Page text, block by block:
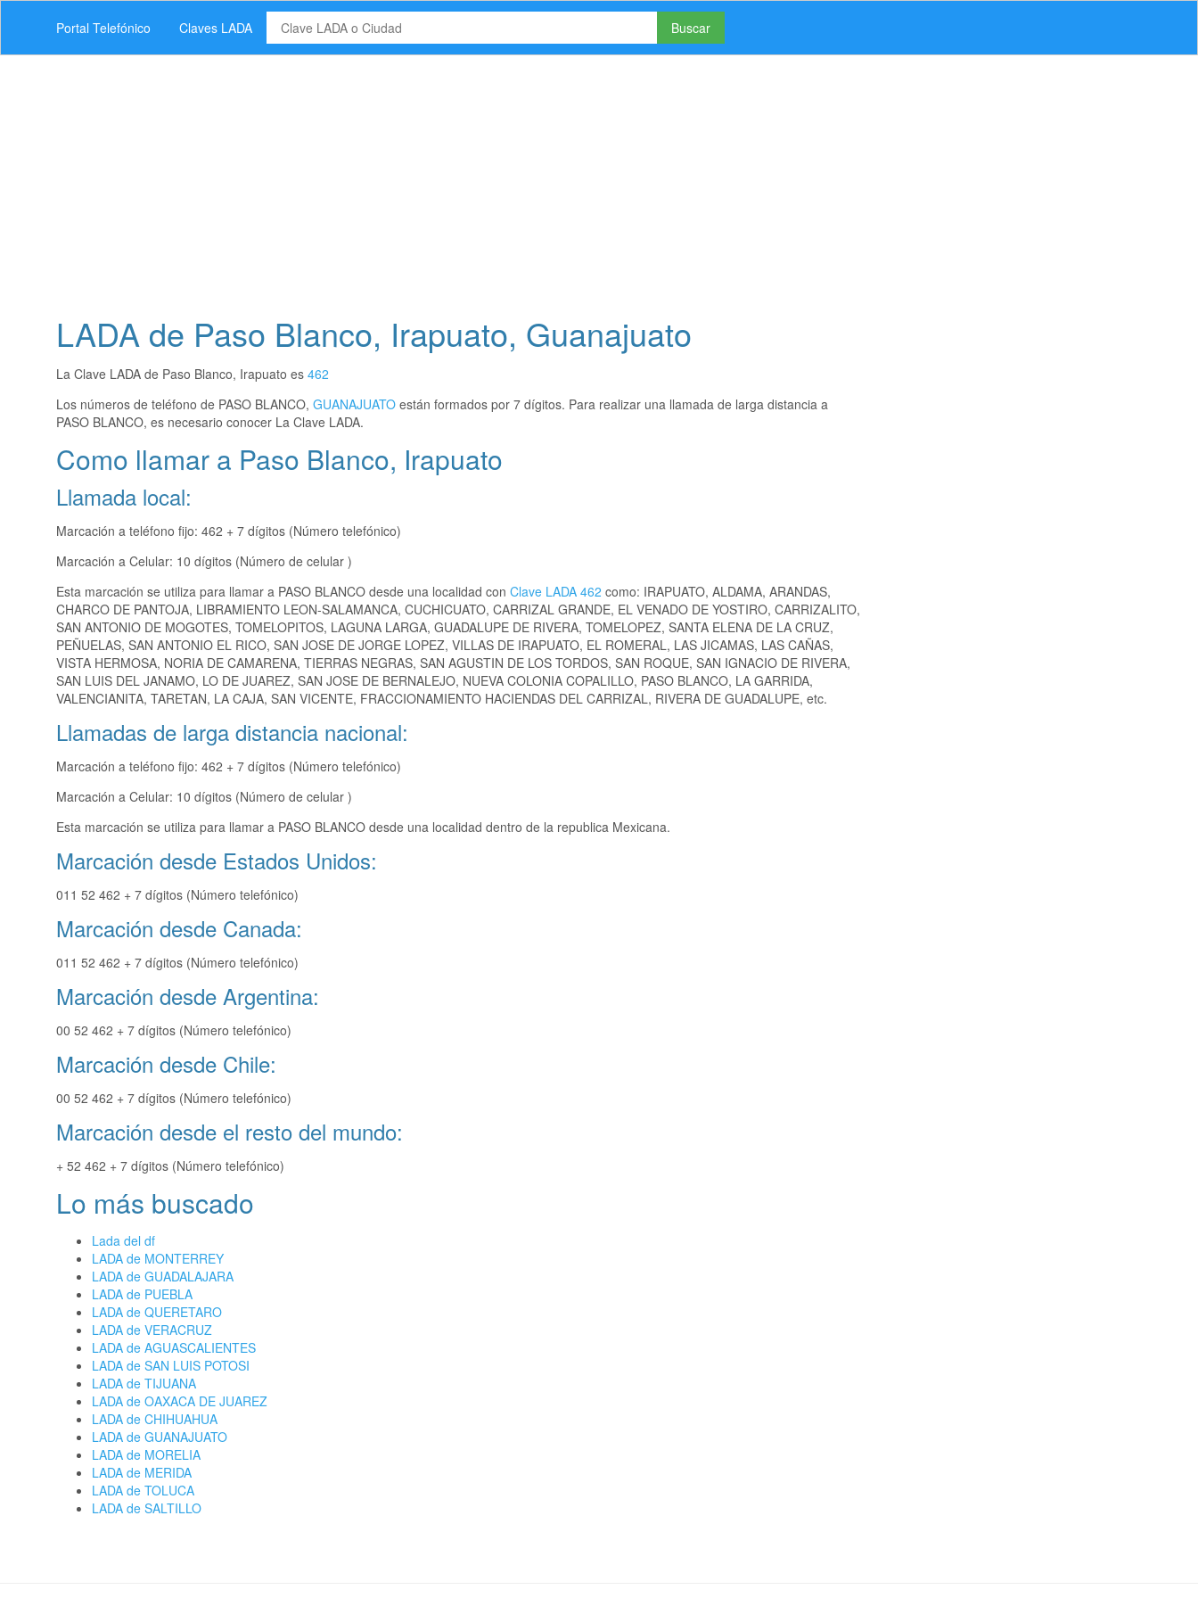
Portal Telefónico Claves LADA Buscar
LADA de Paso Blanco, Irapuato, Guanajuato
La Clave LADA de Paso Blanco, Irapuato es 462
Los números de teléfono de PASO BLANCO, GUANAJUATO están formados por 7 dígitos. Para realizar una llamada de larga distancia a
PASO BLANCO, es necesario conocer La Clave LADA.
Como llamar a Paso Blanco, Irapuato
Llamada local:
Marcación a teléfono fijo: 462 + 7 dígitos (Número telefónico)
Marcación a Celular: 10 dígitos (Número de celular )
Esta marcación se utiliza para llamar a PASO BLANCO desde una localidad con Clave LADA 462 como: IRAPUATO, ALDAMA, ARANDAS,
CHARCO DE PANTOJA, LIBRAMIENTO LEON-SALAMANCA, CUCHICUATO, CARRIZAL GRANDE, EL VENADO DE YOSTIRO, CARRIZALITO,
SAN ANTONIO DE MOGOTES, TOMELOPITOS, LAGUNA LARGA, GUADALUPE DE RIVERA, TOMELOPEZ, SANTA ELENA DE LA CRUZ,
PEÑUELAS, SAN ANTONIO EL RICO, SAN JOSE DE JORGE LOPEZ, VILLAS DE IRAPUATO, EL ROMERAL, LAS JICAMAS, LAS CAÑAS,
VISTA HERMOSA, NORIA DE CAMARENA, TIERRAS NEGRAS, SAN AGUSTIN DE LOS TORDOS, SAN ROQUE, SAN IGNACIO DE RIVERA,
SAN LUIS DEL JANAMO, LO DE JUAREZ, SAN JOSE DE BERNALEJO, NUEVA COLONIA COPALILLO, PASO BLANCO, LA GARRIDA,
VALENCIANITA, TARETAN, LA CAJA, SAN VICENTE, FRACCIONAMIENTO HACIENDAS DEL CARRIZAL, RIVERA DE GUADALUPE, etc.
Llamadas de larga distancia nacional:
Marcación a teléfono fijo: 462 + 7 dígitos (Número telefónico)
Marcación a Celular: 10 dígitos (Número de celular )
Esta marcación se utiliza para llamar a PASO BLANCO desde una localidad dentro de la republica Mexicana.
Marcación desde Estados Unidos:
011 52 462 + 7 dígitos (Número telefónico)
Marcación desde Canada:
011 52 462 + 7 dígitos (Número telefónico)
Marcación desde Argentina:
00 52 462 + 7 dígitos (Número telefónico)
Marcación desde Chile:
00 52 462 + 7 dígitos (Número telefónico)
Marcación desde el resto del mundo:
+ 52 462 + 7 dígitos (Número telefónico)
Lo más buscado
Lada del df
LADA de MONTERREY
LADA de GUADALAJARA
LADA de PUEBLA
LADA de QUERETARO
LADA de VERACRUZ
LADA de AGUASCALIENTES
LADA de SAN LUIS POTOSI
LADA de TIJUANA
LADA de OAXACA DE JUAREZ
LADA de CHIHUAHUA
LADA de GUANAJUATO
LADA de MORELIA
LADA de MERIDA
LADA de TOLUCA
LADA de SALTILLO